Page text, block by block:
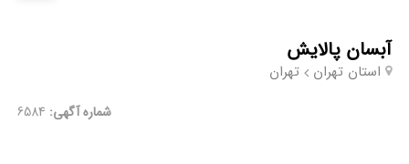
آبسان پالایش
استان تهران تهران
شماره آگهی: 6584